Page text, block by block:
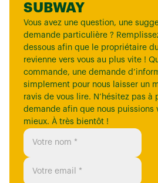
SUBWAY
Vous avez une question, une
demande particulière ?
dessous afin que le propriétaire
revienne vers vous au plus vite !
commande, une demande
simplement pour nous laisser un
ravis de vous lire. N’hésitez pas à
demande afin que nous puissions
mieux. À très bientôt !